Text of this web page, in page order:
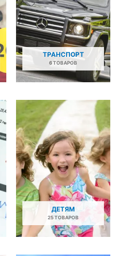
ТРАНСПОРТ
6 ТОВАРОВ
ДЕТЯМ
25 ТОВАРОВ